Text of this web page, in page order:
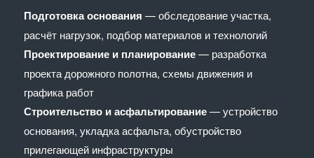
Подготовка основания — обследование участка,
расчёт нагрузок, подбор материалов и технологий
Проектирование и планирование— разработка
проекта дорожного полотна, схемы движения и
графика работ
Строительство и асфальтирование— устройство
основания, укладка асфальта, обустройство
прилегающей инфраструктуры